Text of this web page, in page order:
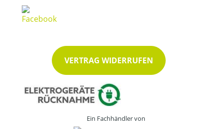
VERTRAG WIDERRUFEN
Ein Fachhändler von